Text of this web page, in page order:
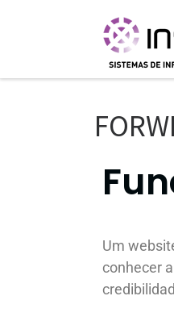
Um
conhecer